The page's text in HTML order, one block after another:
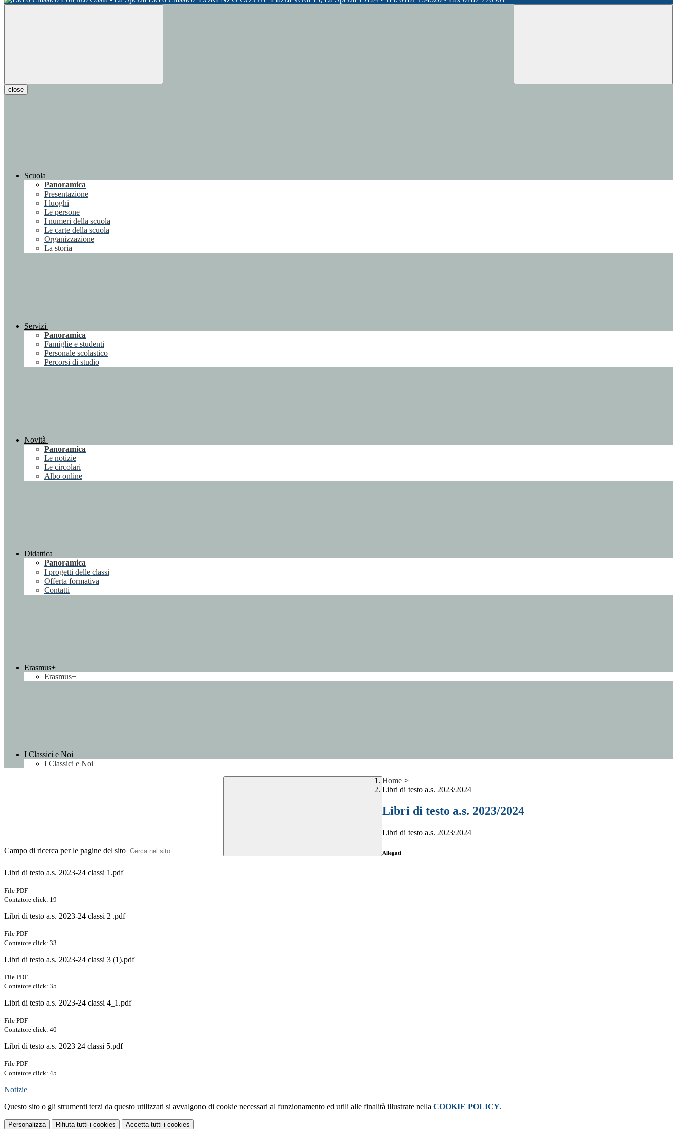
close
Scuola
Panoramica
Presentazione
I luoghi
Le persone
I numeri della scuola
Le carte della scuola
Organizzazione
La storia
Servizi
Panoramica
Famiglie e studenti
Personale scolastico
Percorsi di studio
Novità
Panoramica
Le notizie
Le circolari
Albo online
Didattica
Panoramica
I progetti delle classi
Offerta formativa
Contatti
Erasmus+
Erasmus+
I Classici e Noi
I Classici e Noi
Campo di ricerca per le pagine del sito
Home >
Libri di testo a.s. 2023/2024
Libri di testo a.s. 2023/2024
Libri di testo a.s. 2023/2024
Allegati
Libri di testo a.s. 2023-24 classi 1.pdf
File PDF
Contatore click: 19
Libri di testo a.s. 2023-24 classi 2 .pdf
File PDF
Contatore click: 33
Libri di testo a.s. 2023-24 classi 3 (1).pdf
File PDF
Contatore click: 35
Libri di testo a.s. 2023-24 classi 4_1.pdf
File PDF
Contatore click: 40
Libri di testo a.s. 2023 24 classi 5.pdf
File PDF
Contatore click: 45
Notizie
Questo sito o gli strumenti terzi da questo utilizzati si avvalgono di cookie necessari al funzionamento ed utili alle finalità illustrate nella COOKIE POLICY.
Personalizza Rifiuta tutti i cookies Accetta tutti i cookies